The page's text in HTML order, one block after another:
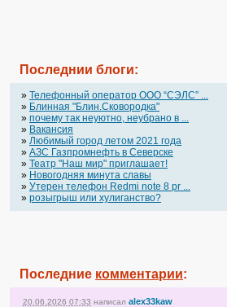
Последнии блоги:
» Телефонный оператор OOO “СЭЛС” ...
» Блинная "Блин.Сковородка"
» почему так неуютно, неубрано в ...
» Вакансия
» Любимый город летом 2021 года
» АЗС Газпромнефть в Северске
» Театр "Наш мир" приглашает!
» Новогодняя минута славы
» Утерен телефон Redmi note 8 pr ...
» розыгрыш или хулиганство?
Последние комментарии:
20.06.2026 07:33 написал alex33kaw